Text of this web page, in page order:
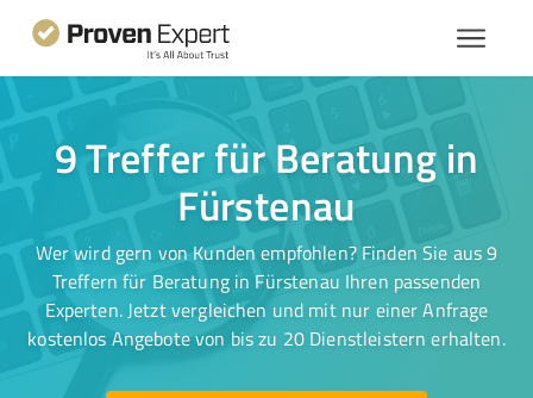
9 Treffer für Beratung in
Fürstenau
Wer wird gern von Kunden empfohlen? Finden Sie aus 9
Treffern für Beratung in Fürstenau Ihren passenden
Experten. Jetzt vergleichen und mit nur einer Anfrage
kostenlos Angebote von bis zu 20 Dienstleistern erhalten.